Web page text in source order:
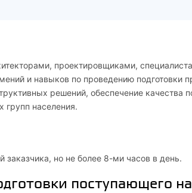
проектировщиками,
и навыков по проведению подготовки
решений, обеспечение качества
групп населения.
заказчика, но не более 8-ми часов в день.
поступающего